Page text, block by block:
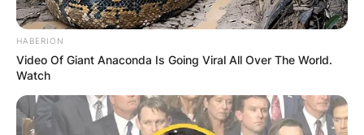
HABERION
Video Of Giant Anaconda Is Going Viral All Over The World.
Watch